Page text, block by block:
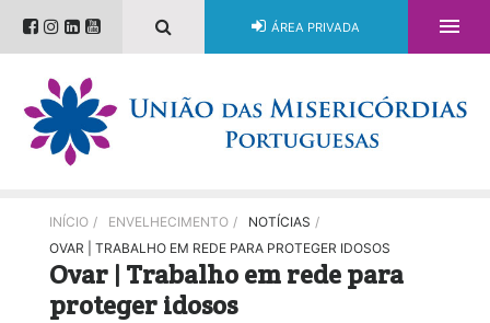
ÁREA PRIVADA 
INÍCIO / ENVELHECIMENTO / NOTÍCIAS /
OVAR | TRABALHO EM REDE PARA PROTEGER IDOSOS
Ovar | Trabalho em rede para
proteger idosos